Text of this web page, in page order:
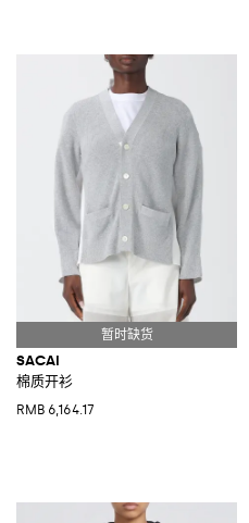
SACAI
棉质开衫
RMB 6,164.17